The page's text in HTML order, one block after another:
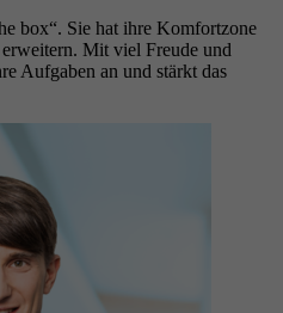
box“. Sie hat ihre Komfortzone
Mit viel Freude und
Aufgaben an und stärkt das